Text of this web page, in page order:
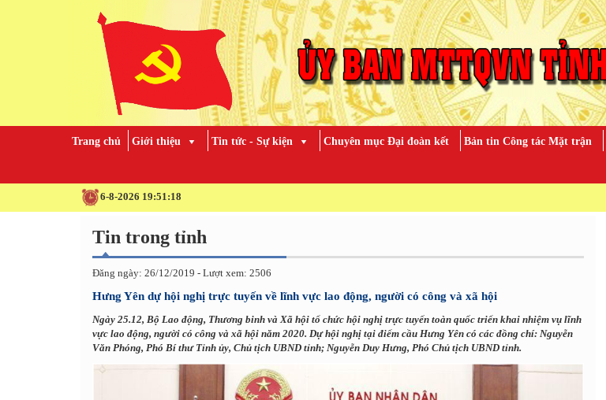
Trang chủ Giới thiệu Tin tức - Sự kiện Chuyên mục Đại đoàn kết Bản tin Công tác Mặt trận
6-8-2026 19:51:19
Tin trong tỉnh
Đăng ngày: 26/12/2019 - Lượt xem: 2506
Hưng Yên dự hội nghị trực tuyến về lĩnh vực lao động, người có công và xã hội
Ngày 25.12, Bộ Lao động, Thương binh và Xã hội tổ chức hội nghị trực tuyến toàn quốc triển khai nhiệm vụ lĩnh
vực lao động, người có công và xã hội năm 2020. Dự hội nghị tại điểm cầu Hưng Yên có các đồng chí: Nguyễn
Văn Phóng, Phó Bí thư Tỉnh ủy, Chủ tịch UBND tỉnh; Nguyễn Duy Hưng, Phó Chủ tịch UBND tỉnh.